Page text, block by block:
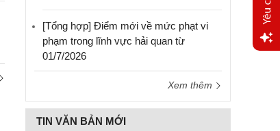
[Tổng hợp] Điểm mới về mức phạt vi
phạm trong lĩnh vực hải quan từ
01/7/2026
Xem thêm
TIN VĂN BẢN MỚI